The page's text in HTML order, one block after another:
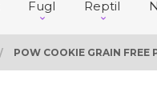
Fugl Reptil
POW COOKIE GRAIN FREE